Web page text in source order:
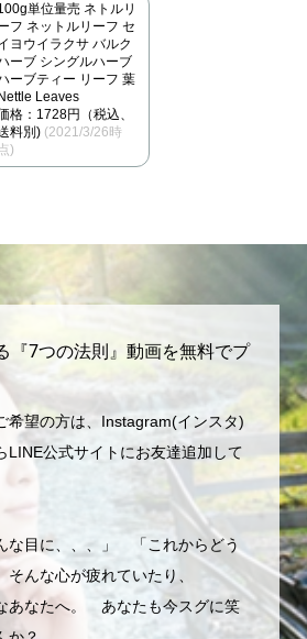
単位量売 ネトルリ
フ ネットルリーフ セ
ヨウイラクサ バルク
ーブ シングルハーブ
ーブティー リーフ 葉
Nettle Leaves
格：1728円（税込、
料別) (2021/3/26時
)
『7つの法則』動画を無料でプ
希望の方は、Instagram(インスタ)
LINE公式サイトにお友達追加して
な目に、、、」 「これからどう
んな心が疲れていたり、
あなたへ。 あなたも今スグに笑